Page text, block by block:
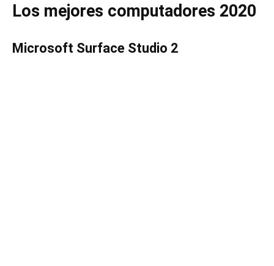
Los mejores computadores 2020
Microsoft Surface Studio 2